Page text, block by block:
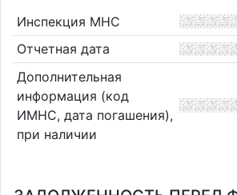
Инспекция МНС
Отчетная дата
Дополнительная
информация (код
ИМНС, дата погашения),
при наличии